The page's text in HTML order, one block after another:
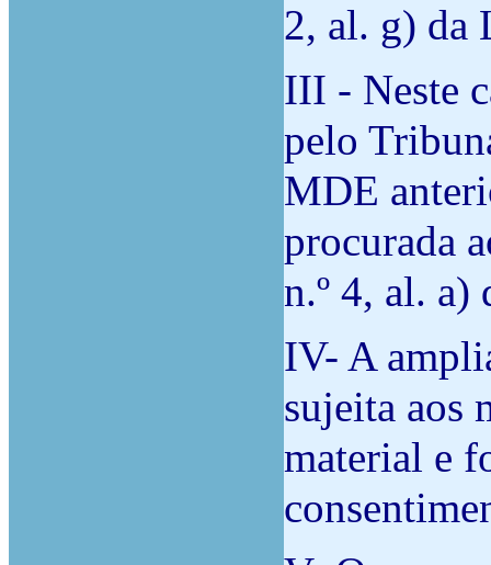
2, al. g) da
III - Neste
pelo
MDE
procurada
n.º 4, al.
IV- A
sujeita aos
material e